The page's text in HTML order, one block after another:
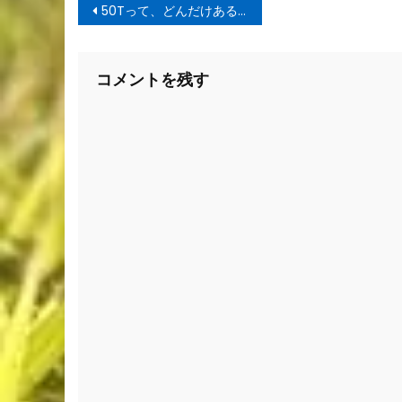
投
稿
ビ
50Tって、どんだけあるんだ。
コメントを残す